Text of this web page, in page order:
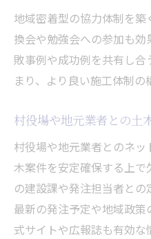
地域密着型の協力体制を
換会や勉強会への参加も
敗事例や成功例を共有し
まり、より良い施工体制の
村役場や地元業者との土
村役場や地元業者とのネ
木案件を安定確保する上
の建設課や発注担当者との
最新の発注予定や地域政
式サイトや広報誌も有効な